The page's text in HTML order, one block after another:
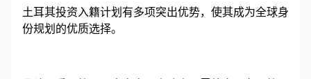
土耳其投资入籍计划有多项突出优势，使其成为全球身